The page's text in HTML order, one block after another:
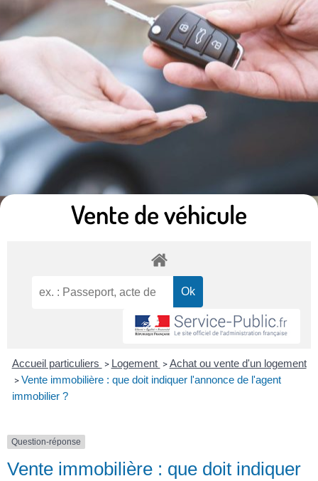
Vente de véhicule
Accueil particuliers > Logement > Achat ou vente d'un logement
> Vente immobilière : que doit indiquer l'annonce de l'agent
immobilier ?
Question-réponse
Vente immobilière : que doit indiquer